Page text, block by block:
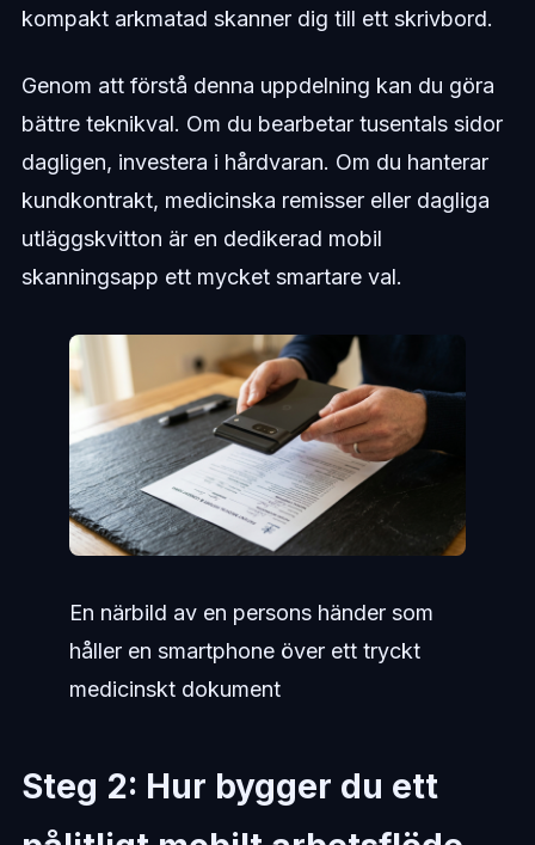
kompakt arkmatad skanner dig till ett skrivbord.
Genom att förstå denna uppdelning kan du göra
bättre teknikval. Om du bearbetar tusentals sidor
dagligen, investera i hårdvaran. Om du hanterar
kundkontrakt, medicinska remisser eller dagliga
utläggskvitton är en dedikerad mobil
skanningsapp ett mycket smartare val.
En närbild av en persons händer som
håller en smartphone över ett tryckt
medicinskt dokument
Steg 2: Hur bygger du ett